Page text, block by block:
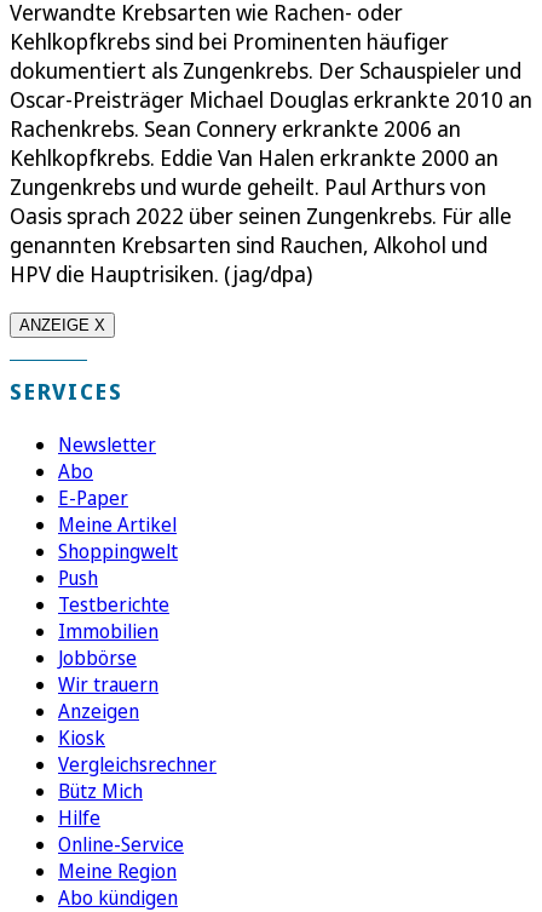
Verwandte Krebsarten wie Rachen- oder
Kehlkopfkrebs sind bei Prominenten häufiger
dokumentiert als Zungenkrebs. Der Schauspieler und
Oscar-Preisträger Michael Douglas erkrankte 2010 an
Rachenkrebs. Sean Connery erkrankte 2006 an
Kehlkopfkrebs. Eddie Van Halen erkrankte 2000 an
Zungenkrebs und wurde geheilt. Paul Arthurs von
Oasis sprach 2022 über seinen Zungenkrebs. Für alle
genannten Krebsarten sind Rauchen, Alkohol und
HPV die Hauptrisiken. (jag/dpa)
ANZEIGE X
SERVICES
Newsletter
Abo
E-Paper
Meine Artikel
Shoppingwelt
Push
Testberichte
Immobilien
Jobbörse
Wir trauern
Anzeigen
Kiosk
Vergleichsrechner
Bütz Mich
Hilfe
Online-Service
Meine Region
Abo kündigen